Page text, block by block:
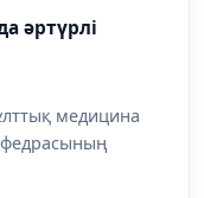
әртүрлі
медицина